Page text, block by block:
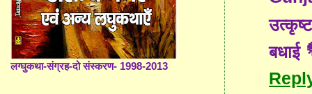
बधाई
लग्घुकथा-संग्रह-दो संस्करण- 1998-2013